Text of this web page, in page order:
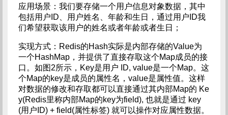
应用场景：我们要存储一个用户信息对象数据，其中
包括用户ID、用户姓名、年龄和生日，通过用户ID我
们希望获取该用户的姓名或者年龄或者生日；
实现方式：Redis的Hash实际是内部存储的Value为
一个HashMap，并提供了直接存取这个Map成员的接
口。如图2所示，Key是用户 ID, value是一个Map。这
个Map的key是成员的属性名，value是属性值。这样
对数据的修改和存取都可以直接通过其内部Map的 Ke
y(Redis里称内部Map的key为field), 也就是通过 key
(用户ID) + field(属性标签) 就可以操作对应属性数据。